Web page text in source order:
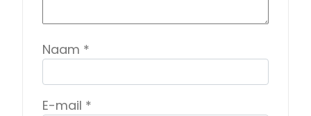
Naam *
E-mail *